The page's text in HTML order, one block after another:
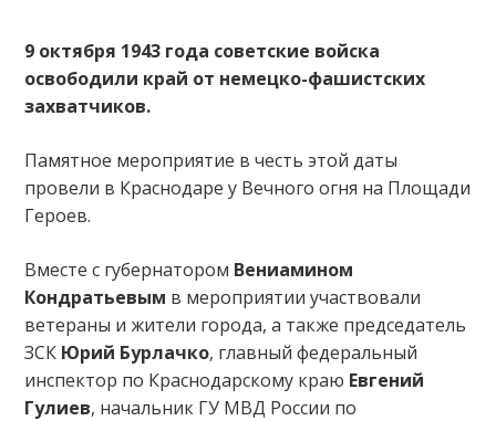
9 октября 1943 года советские войска
освободили край от немецко-фашистских
захватчиков.
Памятное мероприятие в честь этой даты
провели в Краснодаре у Вечного огня на Площади
Героев.
Вместе с губернатором Вениамином
Кондратьевым в мероприятии участвовали
ветераны и жители города, а также председатель
ЗСК Юрий Бурлачко, главный федеральный
инспектор по Краснодарскому краю Евгений
Гулиев, начальник ГУ МВД России по